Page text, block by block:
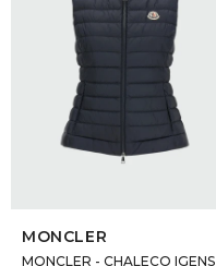
MONCLER
MONCLER - CHALECO IGENS